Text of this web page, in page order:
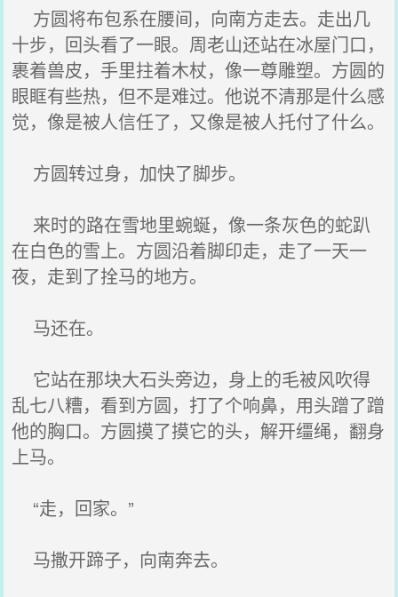
方圆将布包系在腰间，向南方走去。走出几
十步，回头看了一眼。周老山还站在冰屋门口，
裹着兽皮，手里拄着木杖，像一尊雕塑。方圆的
眼眶有些热，但不是难过。他说不清那是什么感
觉，像是被人信任了，又像是被人托付了什么。
方圆转过身，加快了脚步。
来时的路在雪地里蜿蜒，像一条灰色的蛇趴
在白色的雪上。方圆沿着脚印走，走了一天一
夜，走到了拴马的地方。
马还在。
它站在那块大石头旁边，身上的毛被风吹得
乱七八糟，看到方圆，打了个响鼻，用头蹭了蹭
他的胸口。方圆摸了摸它的头，解开缰绳，翻身
上马。
“走，回家。”
马撒开蹄子，向南奔去。